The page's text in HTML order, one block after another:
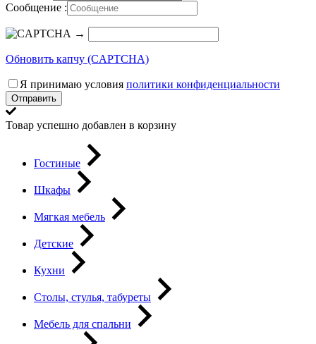
Сообщение :
→
Обновить капчу (CAPTCHA)
Я принимаю условия политики конфиденциальности
Отправить
Товар успешно добавлен в корзину
Гостиные
Шкафы
Мягкая мебель
Детские
Кухни
Столы, стулья, табуреты
Мебель для спальни